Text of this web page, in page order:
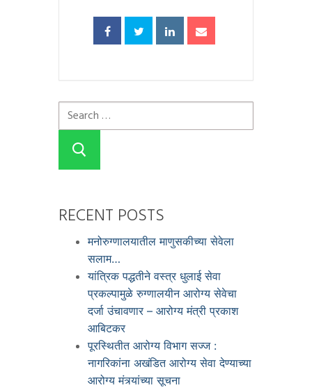
RECENT POSTS
मनोरुग्णालयातील माणुसकीच्या सेवेला
सलाम…
यांत्रिक पद्धतीने वस्त्र धुलाई सेवा
प्रकल्पामुळे रुग्णालयीन आरोग्य सेवेचा
दर्जा उंचावणार – आरोग्य मंत्री प्रकाश
आबिटकर
पूरस्थितीत आरोग्य विभाग सज्ज :
नागरिकांना अखंडित आरोग्य सेवा देण्याच्या
आरोग्य मंत्र्यांच्या सूचना